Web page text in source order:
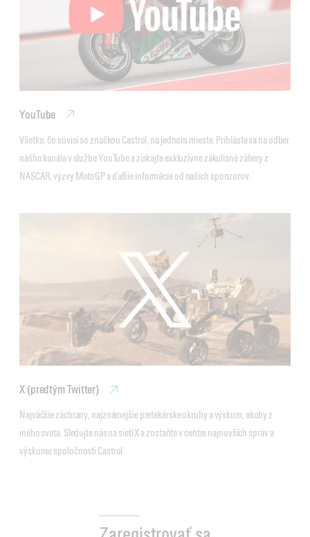
YouTube
Všetko, čo súvisí so značkou Castrol, na jednom mieste. Prihláste sa na odber
nášho kanála v službe YouTube a získajte exkluzívne zákulisné zábery z
NASCAR, výzvy MotoGP a ďalšie informácie od našich sponzorov.
X (predtým Twitter)
Najväčšie záchrany, najznámejšie pretekárske okruhy a výskum, akoby z
iného sveta. Sledujte nás na sieti X a zostaňte v centre najnovších správ a
výskumu spoločnosti Castrol.